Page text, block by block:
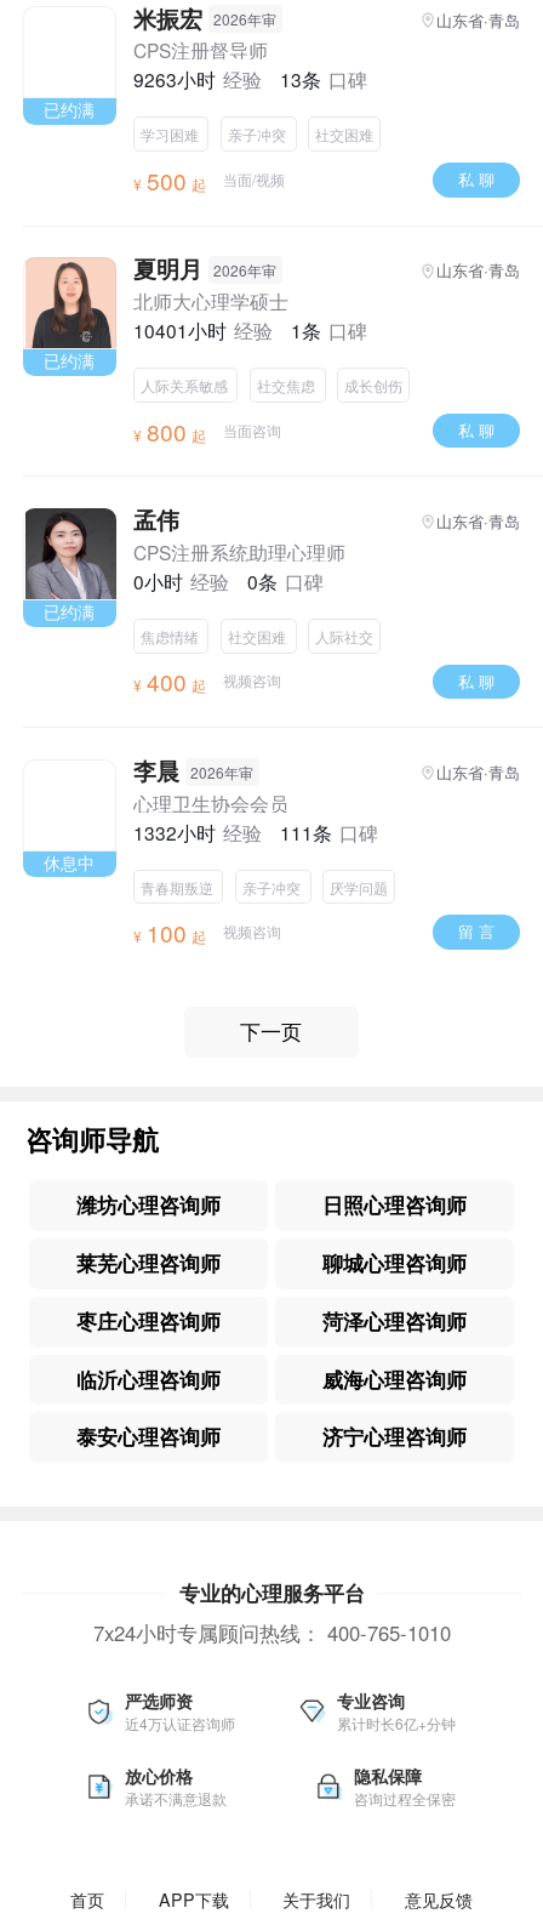
已约满
米振宏 2026年审 山东省·青岛
CPS注册督导师
9263小时 经验 13条 口碑
学习困难 亲子冲突 社交困难
¥ 500 起 当面/视频 私 聊
已约满
夏明月 2026年审 山东省·青岛
北师大心理学硕士
10401小时 经验 1条 口碑
人际关系敏感 社交焦虑 成长创伤
¥ 800 起 当面咨询 私 聊
已约满
孟伟 山东省·青岛
CPS注册系统助理心理师
0小时 经验 0条 口碑
焦虑情绪 社交困难 人际社交
¥ 400 起 视频咨询 私 聊
休息中
李晨 2026年审 山东省·青岛
心理卫生协会会员
1332小时 经验 111条 口碑
青春期叛逆 亲子冲突 厌学问题
¥ 100 起 视频咨询 留 言
下一页
咨询师导航
潍坊心理咨询师
日照心理咨询师
莱芜心理咨询师
聊城心理咨询师
枣庄心理咨询师
菏泽心理咨询师
临沂心理咨询师
威海心理咨询师
泰安心理咨询师
济宁心理咨询师
专业的心理服务平台
7x24小时专属顾问热线： 400-765-1010
严选师资
近4万认证咨询师
专业咨询
累计时长6亿+分钟
放心价格
承诺不满意退款
隐私保障
咨询过程全保密
首页 APP下载 关于我们 意见反馈